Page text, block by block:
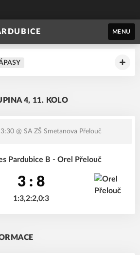
MENU
4, 11. KOLO
@ SA ZŠ Smetanova Přelouč
Pardubice B - Orel Přelouč
3 : 8
1:3,2:2,0:3